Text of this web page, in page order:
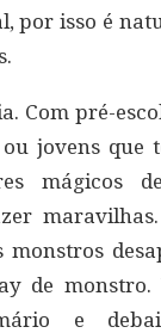
por isso é
Com pré-
jovens que
mágicos
monstros
de monstro.
e